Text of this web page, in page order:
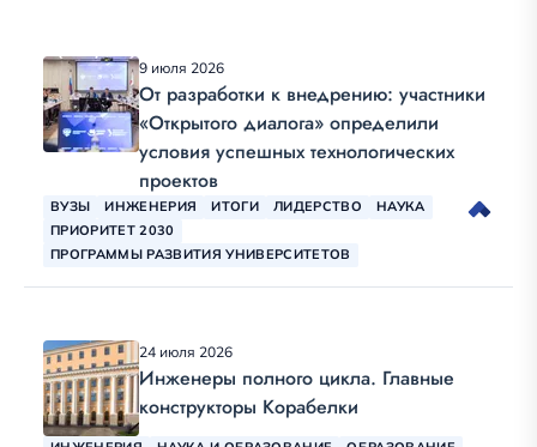
9 июля 2026
От разработки к внедрению: участники
«Открытого диалога» определили
условия успешных технологических
проектов
ВУЗЫ ИНЖЕНЕРИЯ ИТОГИ ЛИДЕРСТВО
НАУКА
ПРИОРИТЕТ 2030
ПРОГРАММЫ РАЗВИТИЯ УНИВЕРСИТЕТОВ
24 июля 2026
Инженеры полного цикла. Главные
конструкторы Корабелки